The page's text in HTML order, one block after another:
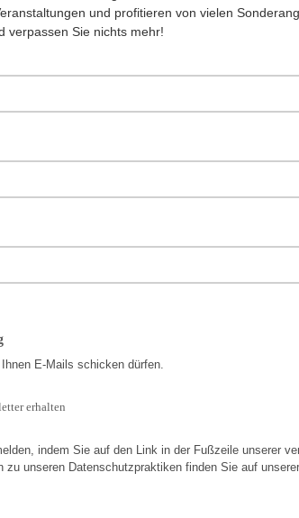
und profitieren von vielen
verpassen Sie nichts mehr!
E-Mails schicken dürfen.
erhalten
indem Sie auf den Link in der Fußzeile unserer
zu unseren Datenschutzpraktiken finden Sie auf